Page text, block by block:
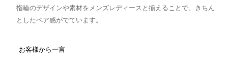
指輪のデザインや素材をメンズレディースと揃えることで、きちん
としたペア感がでています。
お客様から一言